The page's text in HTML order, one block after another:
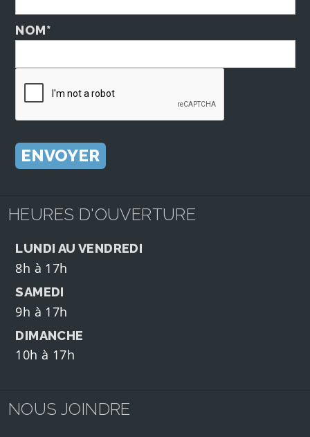
NOM*
HEURES D'OUVERTURE
LUNDI AU VENDREDI
8h à 17h
SAMEDI
9h à 17h
DIMANCHE
10h à 17h
NOUS JOINDRE